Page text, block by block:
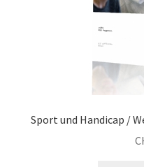
Sport und Handicap /